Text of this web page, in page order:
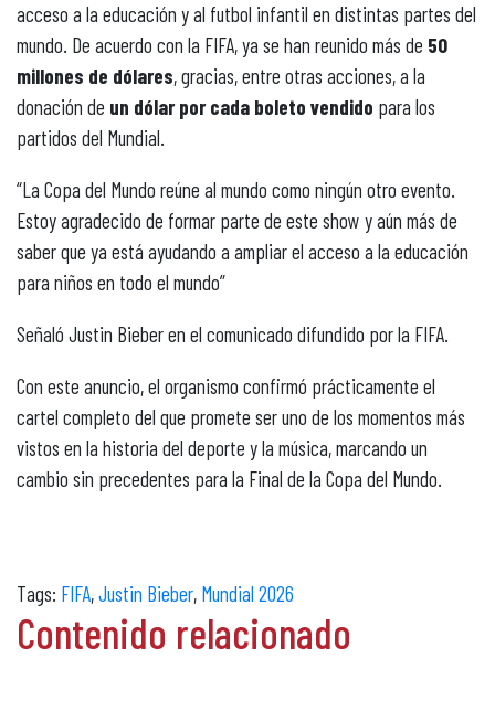
acceso a la educación y al futbol infantil en distintas partes del
mundo. De acuerdo con la FIFA, ya se han reunido más de 50
millones de dólares, gracias, entre otras acciones, a la
donación de un dólar por cada boleto vendido para los
partidos del Mundial.
“La Copa del Mundo reúne al mundo como ningún otro evento.
Estoy agradecido de formar parte de este show y aún más de
saber que ya está ayudando a ampliar el acceso a la educación
para niños en todo el mundo”
Señaló Justin Bieber en el comunicado difundido por la FIFA.
Con este anuncio, el organismo confirmó prácticamente el
cartel completo del que promete ser uno de los momentos más
vistos en la historia del deporte y la música, marcando un
cambio sin precedentes para la Final de la Copa del Mundo.
Tags: FIFA,Justin Bieber, Mundial 2026
Contenido relacionado